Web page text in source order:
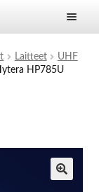
tason
valikko
tason
Laitteet
UHF
HP785U